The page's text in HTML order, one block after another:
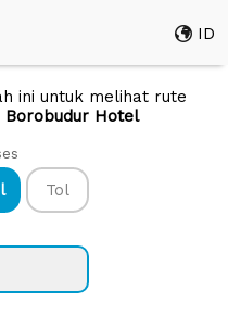
ID
ini untuk melihat rute
Hotel
Tol